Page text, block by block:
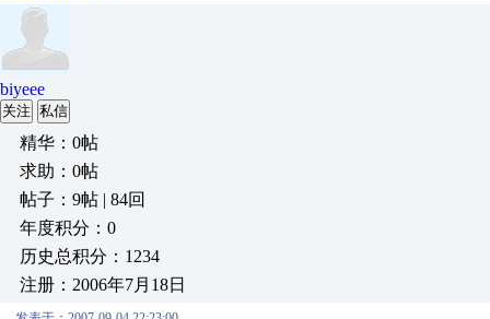
biyeee
关注 私信
精华：0帖
求助：0帖
帖子：9帖 | 84回
年度积分：0
历史总积分：1234
注册：2006年7月18日